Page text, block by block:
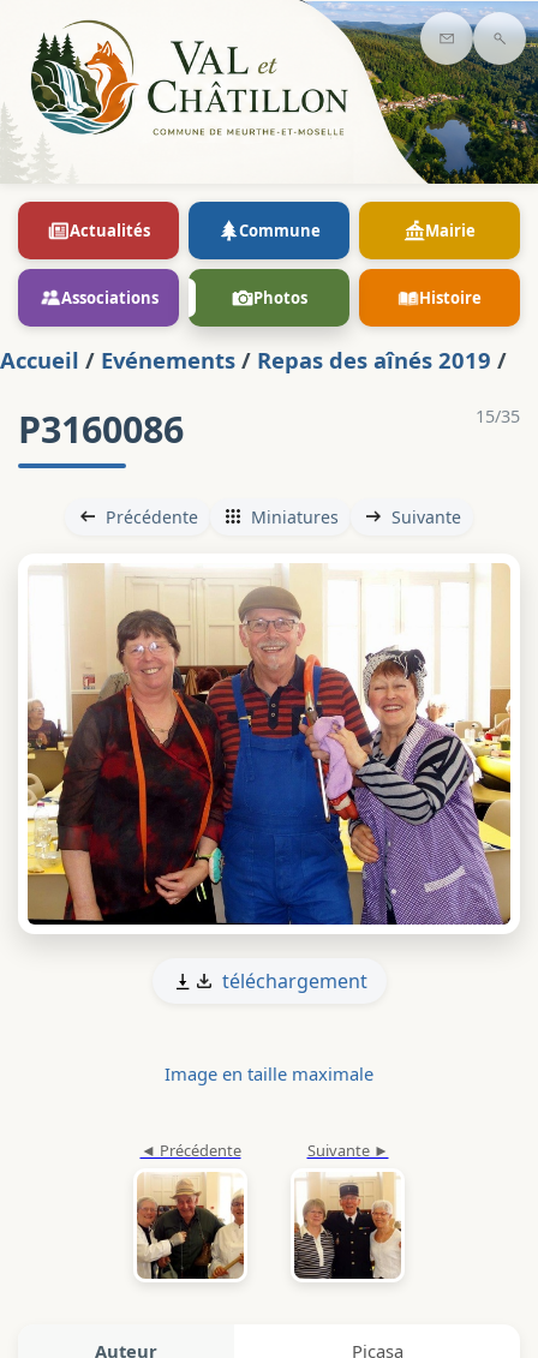
Contact
Actualités Commune Mairie
Associations Photos Histoire
Accueil / Evénements / Repas des aînés 2019 /
15/35
P3160086
Précédente Miniatures Suivante
téléchargement
Image en taille maximale
Auteur Picasa